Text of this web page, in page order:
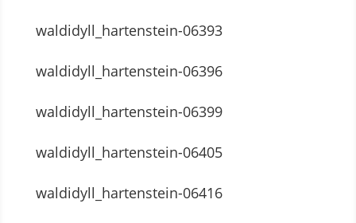
waldidyll_hartenstein-06393
waldidyll_hartenstein-06396
waldidyll_hartenstein-06399
waldidyll_hartenstein-06405
waldidyll_hartenstein-06416